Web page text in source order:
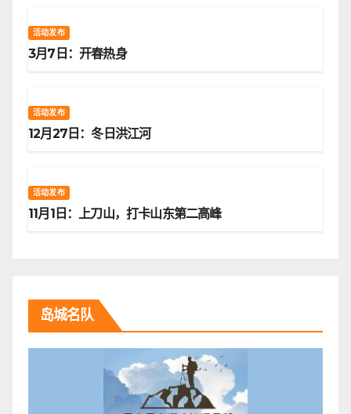
活动发布
3月7日：开春热身
活动发布
12月27日：冬日洪江河
活动发布
11月1日：上刀山，打卡山东第二高峰
岛城名队